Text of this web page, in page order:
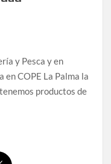
y Pesca y en
COPE La Palma la
productos de